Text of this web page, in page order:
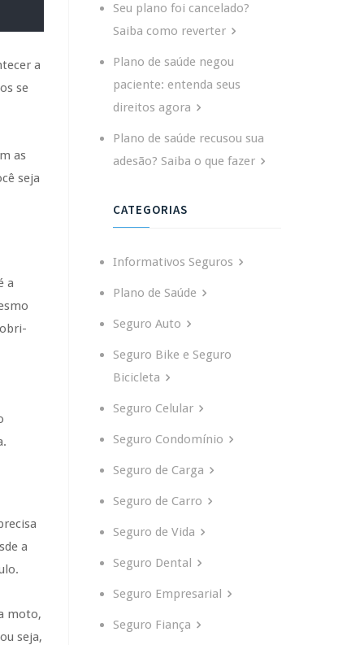
a
se
as
seja
a
a
moto,
seja,
Seu plano foi cancelado?
Saiba como reverter
Plano de saúde negou
paciente: entenda seus
direitos agora
Plano de saúde recusou sua
adesão? Saiba o que fazer
CATEGORIAS
Informativos Seguros
Plano de Saúde
Seguro Auto
Seguro Bike e Seguro
Bicicleta
Seguro Celular
Seguro Condomínio
Seguro de Carga
Seguro de Carro
Seguro de Vida
Seguro Dental
Seguro Empresarial
Seguro Fiança